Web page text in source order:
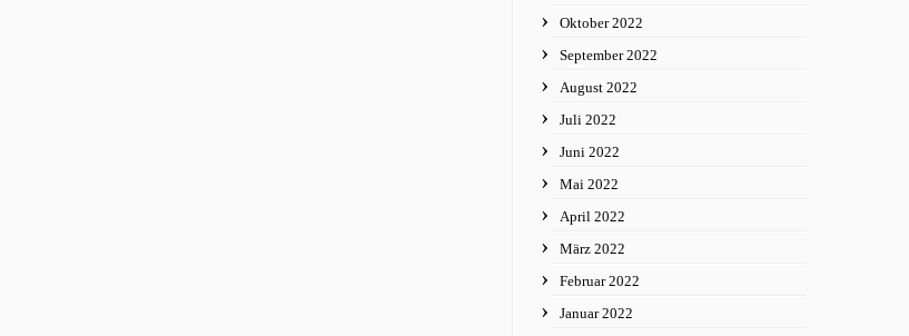
Oktober 2022
September 2022
August 2022
Juli 2022
Juni 2022
Mai 2022
April 2022
März 2022
Februar 2022
Januar 2022